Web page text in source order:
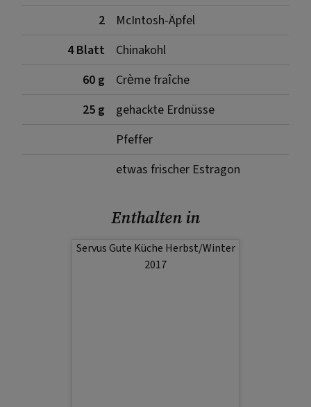
2
McIntosh-Äpfel
4 Blatt
Chinakohl
60 g
Crème fraîche
25 g
gehackte Erdnüsse
Pfeffer
etwas frischer Estragon
Enthalten in
Servus Gute Küche Herbst/Winter
2017